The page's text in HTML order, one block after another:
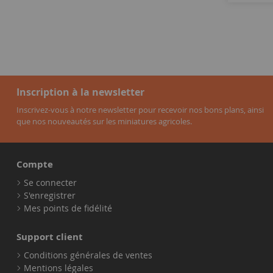
Inscription à la newsletter
Inscrivez-vous à notre newsletter pour recevoir nos bons plans, ainsi
que nos nouveautés sur les miniatures agricoles.
Compte
Se connecter
S'enregistrer
Mes points de fidélité
Support client
Conditions générales de ventes
Mentions légales